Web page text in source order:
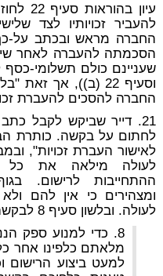
עיון
להעביר זכויותיו לצד
הסכמתה להעברה לאחר
וסעיף 22 (ב)), אך
החברה להסכים להעברת
21. דייר שביקש לקבל
לחתום על בקשה. כותרת
לאישור העברת זכויות",
לעולה מילאה את כל
ההתחייבות לרישום.
ומצהירים כי אין להם
לעולה. ובלשון סעיף 8 לבקשה:
8. כדי למנוע ספק
מלאתם כלפינו אחר
למעט ביצוע הרישום